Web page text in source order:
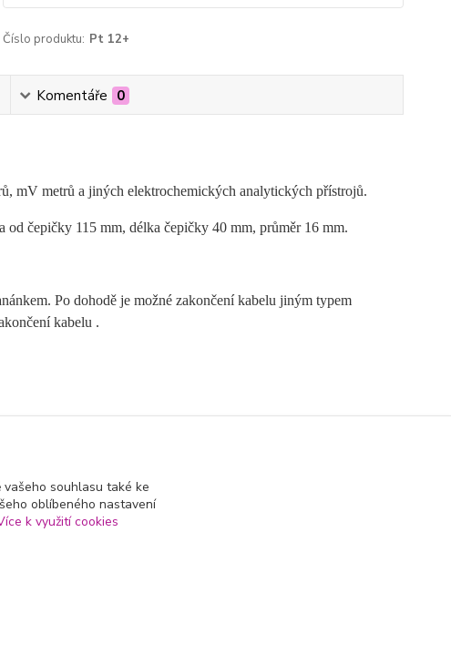
Číslo produktu: Pt 12+
Komentáře 0
mV metrů a jiných elektrochemických analytických přístrojů.
od čepičky 115 mm, délka čepičky 40 mm, průměr 16 mm.
Po dohodě je možné zakončení kabelu jiným typem
kabelu .
souhlasu také ke
oblíbeného nastavení
k využití cookies